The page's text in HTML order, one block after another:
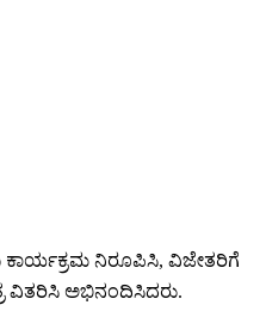
ನಿರೂಪಿಸಿ, ವಿಜೇತರಿಗೆ
ವಿತರಿಸಿ ಅಭಿನಂದಿಸಿದರು.